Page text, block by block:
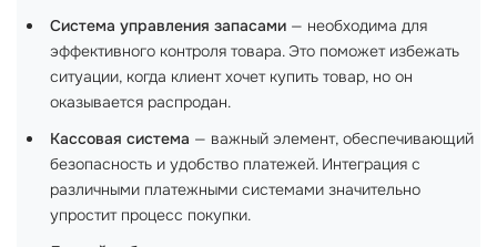
Система управления запасами — необходима для
эффективного контроля товара. Это поможет избежать
ситуации, когда клиент хочет купить товар, но он
оказывается распродан.
Кассовая система — важный элемент, обеспечивающий
безопасность и удобство платежей. Интеграция с
различными платежными системами значительно
упростит процесс покупки.